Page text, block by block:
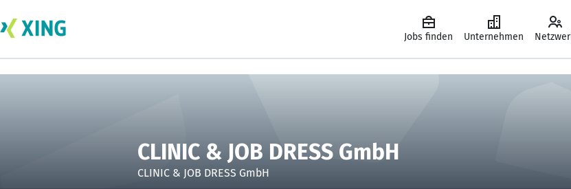
Jobs finden Unternehmen
CLINIC & JOB DRESS GmbH
CLINIC & JOB DRESS GmbH